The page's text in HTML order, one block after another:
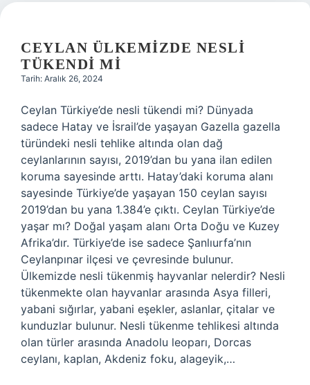
CEYLAN ÜLKEMIZDE NESLI
TÜKENDI MI
Tarih: Aralık 26, 2024
Ceylan Türkiye’de nesli tükendi mi? Dünyada
sadece Hatay ve İsrail’de yaşayan Gazella gazella
türündeki nesli tehlike altında olan dağ
ceylanlarının sayısı, 2019’dan bu yana ilan edilen
koruma sayesinde arttı. Hatay’daki koruma alanı
sayesinde Türkiye’de yaşayan 150 ceylan sayısı
2019’dan bu yana 1.384’e çıktı. Ceylan Türkiye’de
yaşar mı? Doğal yaşam alanı Orta Doğu ve Kuzey
Afrika’dır. Türkiye’de ise sadece Şanlıurfa’nın
Ceylanpınar ilçesi ve çevresinde bulunur.
Ülkemizde nesli tükenmiş hayvanlar nelerdir? Nesli
tükenmekte olan hayvanlar arasında Asya filleri,
yabani sığırlar, yabani eşekler, aslanlar, çitalar ve
kunduzlar bulunur. Nesli tükenme tehlikesi altında
olan türler arasında Anadolu leoparı, Dorcas
ceylanı, kaplan, Akdeniz foku, alageyik,…